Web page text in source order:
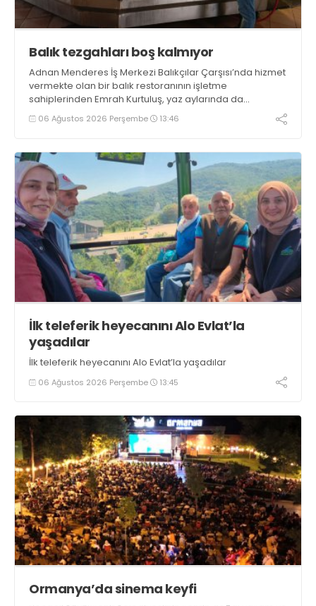
Balık tezgahları boş kalmıyor
Adnan Menderes İş Merkezi Balıkçılar Çarşısı’nda hizmet
vermekte olan bir balık restoranının işletme
sahiplerinden Emrah Kurtuluş, yaz aylarında da
tezgahlarda taze balık bulunduğunu ifade ederek “Yıl
boyunca tezgahlarda taze balık bulmak mümkün
06 Ağustos 2026 Perşembe 13:46
İlk teleferik heyecanını Alo Evlat’la
yaşadılar
İlk teleferik heyecanını Alo Evlat’la yaşadılar
06 Ağustos 2026 Perşembe 13:45
Ormanya’da sinema keyfi